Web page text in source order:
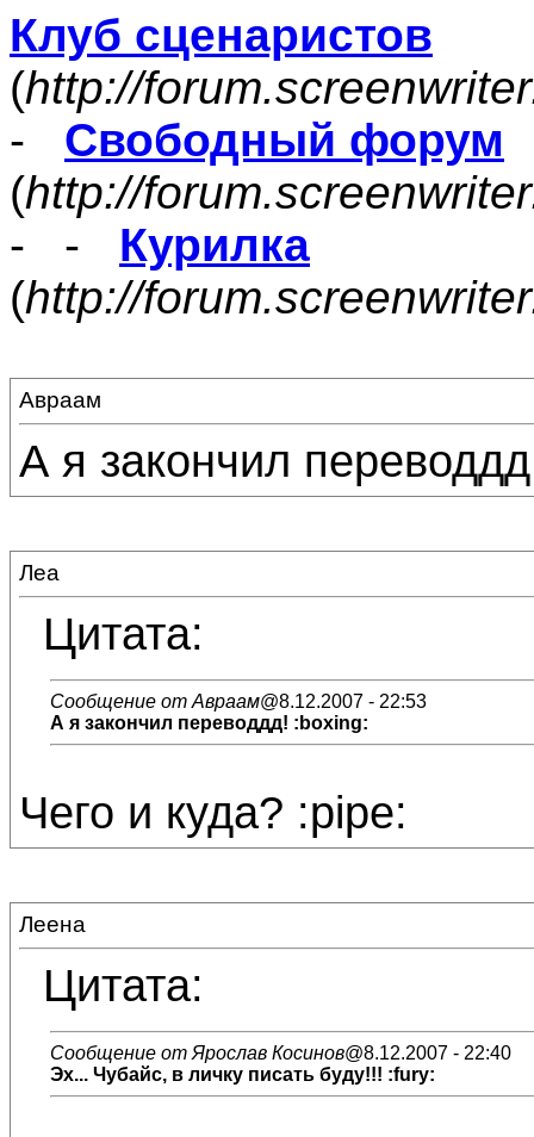
Клуб сценаристов
(http://
- Свободный форум
(http://
- - Курилка
(http://
Авраам
А я закончил
Леа
Цитата:
Сообщение от Авраам@8.12.2007 - 22:53
А я закончил переводдд! :boxing:
Чего и куда? :pipe:
Леена
Цитата:
Сообщение от Ярослав Косинов@8.12.2007 - 22:40
Эх... Чубайс, в личку писать буду!!! :fury: